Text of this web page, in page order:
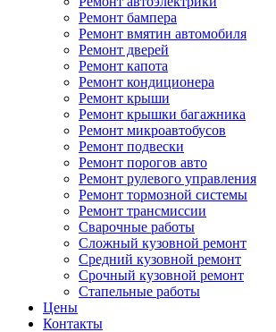
Ремонт бампера
Ремонт вмятин автомобиля
Ремонт дверей
Ремонт капота
Ремонт кондиционера
Ремонт крыши
Ремонт крышки багажника
Ремонт микроавтобусов
Ремонт подвески
Ремонт порогов авто
Ремонт рулевого управления
Ремонт тормозной системы
Ремонт трансмиссии
Сварочные работы
Сложный кузовной ремонт
Средний кузовной ремонт
Срочный кузовной ремонт
Стапельные работы
Цены
Контакты